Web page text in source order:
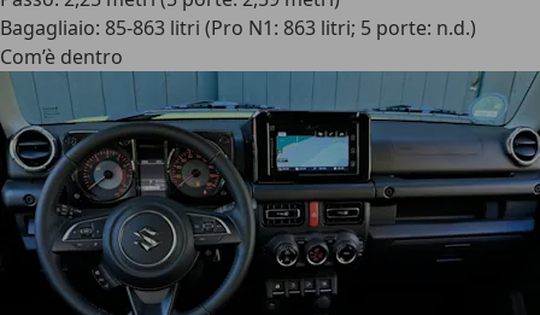
Bagagliaio: 85-863 litri (Pro N1: 863 litri; 5 porte: n.d.)
Com’è dentro